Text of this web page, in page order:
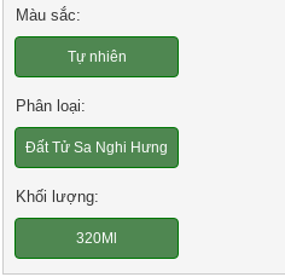
Màu sắc:
Tự nhiên
Phân loại:
Đất Tử Sa Nghi Hưng
Khối lượng:
320Ml